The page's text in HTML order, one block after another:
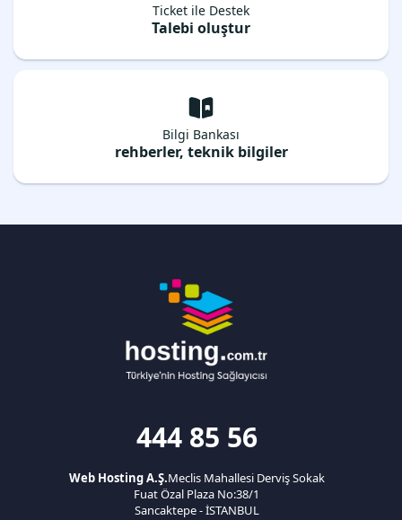
Ticket ile Destek
Talebi oluştur
Bilgi Bankası
rehberler, teknik bilgiler
444 85 56
Web Hosting A.Ş.Meclis Mahallesi Derviş Sokak
Fuat Özal Plaza No:38/1
Sancaktepe - İSTANBUL